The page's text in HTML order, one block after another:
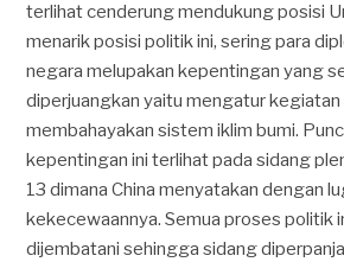
terlihat cenderung mendukung posisi
menarik posisi politik ini, sering para
negara melupakan kepentingan yang
diperjuangkan yaitu mengatur kegiatan
membahayakan sistem iklim bumi.
kepentingan ini terlihat pada sidang
13 dimana China menyatakan dengan
kekecewaannya. Semua proses politik
dijembatani sehingga sidang